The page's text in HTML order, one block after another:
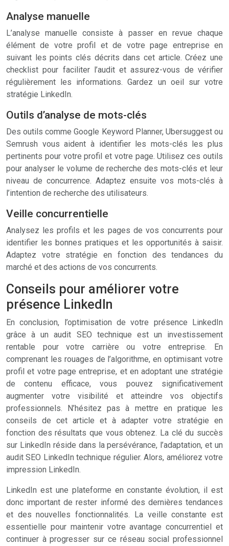
Analyse manuelle
L’analyse manuelle consiste à passer en revue chaque
élément de votre profil et de votre page entreprise en
suivant les points clés décrits dans cet article. Créez une
checklist pour faciliter l’audit et assurez-vous de vérifier
régulièrement les informations. Gardez un oeil sur votre
stratégie LinkedIn.
Outils d’analyse de mots-clés
Des outils comme Google Keyword Planner, Ubersuggest ou
Semrush vous aident à identifier les mots-clés les plus
pertinents pour votre profil et votre page. Utilisez ces outils
pour analyser le volume de recherche des mots-clés et leur
niveau de concurrence. Adaptez ensuite vos mots-clés à
l’intention de recherche des utilisateurs.
Veille concurrentielle
Analysez les profils et les pages de vos concurrents pour
identifier les bonnes pratiques et les opportunités à saisir.
Adaptez votre stratégie en fonction des tendances du
marché et des actions de vos concurrents.
Conseils pour améliorer votre
présence LinkedIn
En conclusion, l’optimisation de votre présence LinkedIn
grâce à un audit SEO technique est un investissement
rentable pour votre carrière ou votre entreprise. En
comprenant les rouages de l’algorithme, en optimisant votre
profil et votre page entreprise, et en adoptant une stratégie
de contenu efficace, vous pouvez significativement
augmenter votre visibilité et atteindre vos objectifs
professionnels. N’hésitez pas à mettre en pratique les
conseils de cet article et à adapter votre stratégie en
fonction des résultats que vous obtenez. La clé du succès
sur LinkedIn réside dans la persévérance, l’adaptation, et un
audit SEO LinkedIn technique régulier. Alors, améliorez votre
impression LinkedIn.
LinkedIn est une plateforme en constante évolution, il est
donc important de rester informé des dernières tendances
et des nouvelles fonctionnalités. La veille constante est
essentielle pour maintenir votre avantage concurrentiel et
continuer à progresser sur ce réseau social professionnel